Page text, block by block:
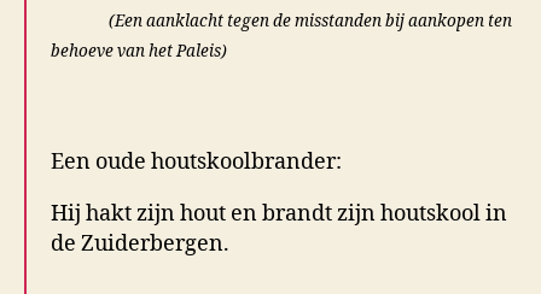
h
o
o
l
(Een aanklacht tegen de misstanden bij aankopen ten
behoeve van het Paleis)
Een oude houtskoolbrander:
Hij hakt zijn hout en brandt zijn houtskool in
de Zuiderbergen.